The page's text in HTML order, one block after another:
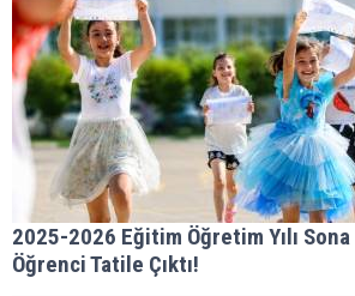
2025-2026 Eğitim Öğretim Yılı
Öğrenci Tatile Çıktı!